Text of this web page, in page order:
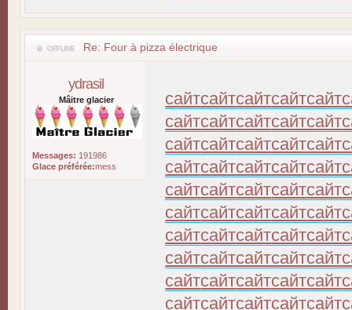
Re: Four à pizza électrique
ydrasil
Mâitre glacier
Messages: 191986
Glace préférée:mess
сайтсайтсайтсайтсайт
сайтсайтсайтсайтсайт
сайтсайтсайтсайтсайт
сайтсайтсайтсайтсайт
сайтсайтсайтсайтсайт
сайтсайтсайтсайтсайт
сайтсайтсайтсайтсайт
сайтсайтсайтсайтсайт
сайтсайтсайтсайтсайт
сайтсайтсайтсайтсайт